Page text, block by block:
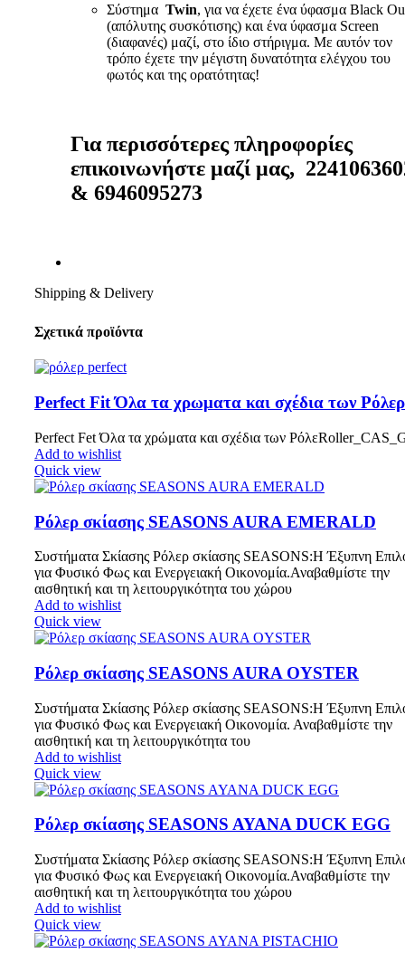
Σύστημα Twin, για να έχετε ένα ύφασμα Black
(απόλυτης συσκότισης) και ένα ύφασμα Screen
(διαφανές) μαζί, στο ίδιο στήριγμα. Με αυτόν τον
τρόπο έχετε την μέγιστη δυνατότητα ελέγχου του
φωτός και της ορατότητας!
Για περισσότερες πληροφορίες
επικοινωνήστε μαζί μας,
& 6946095273
Shipping & Delivery
Σχετικά προϊόντα
Perfect Fit Όλα τα χρωματα και σχέδια των Ρόλερ
Perfect Fet Όλα τα χρώματα και σχέδια των
Add to wishlist
Quick view
Ρόλερ σκίασης SEASONS AURA EMERALD
Συστήματα Σκίασης Ρόλερ σκίασης SEASONS:Η Έξυπνη
για Φυσικό Φως και Ενεργειακή Οικονομία.Αναβαθμίστε την
αισθητική και τη λειτουργικότητα του χώρου
Add to wishlist
Quick view
Ρόλερ σκίασης SEASONS AURA OYSTER
Συστήματα Σκίασης Ρόλερ σκίασης SEASONS:Η Έξυπνη
για Φυσικό Φως και Ενεργειακή Οικονομία. Αναβαθμίστε την
αισθητική και τη λειτουργικότητα του
Add to wishlist
Quick view
Ρόλερ σκίασης SEASONS AYANA DUCK EGG
Συστήματα Σκίασης Ρόλερ σκίασης SEASONS:Η Έξυπνη
για Φυσικό Φως και Ενεργειακή Οικονομία.Αναβαθμίστε την
αισθητική και τη λειτουργικότητα του χώρου
Add to wishlist
Quick view